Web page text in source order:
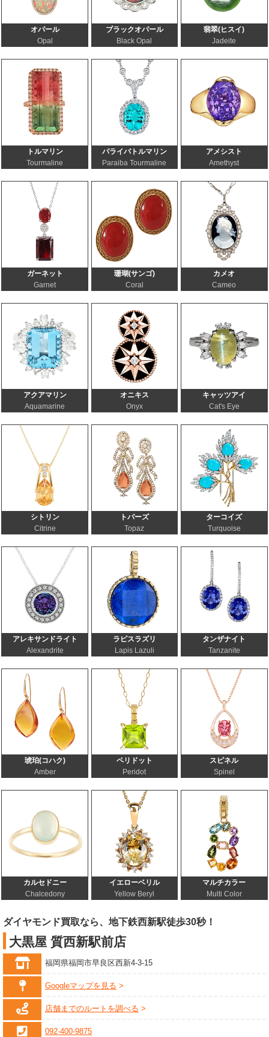
オパール
Opal
ブラックオパール
Black Opal
翡翠(ヒスイ)
Jadeite
トルマリン
Tourmaline
パライバトルマリン
Paraiba Tourmaline
アメシスト
Amethyst
ガーネット
Garnet
珊瑚(サンゴ)
Coral
カメオ
Cameo
アクアマリン
Aquamarine
オニキス
Onyx
キャッツアイ
Cat's Eye
シトリン
Citrine
トパーズ
Topaz
ターコイズ
Turquoise
アレキサンドライト
Alexandrite
ラピスラズリ
Lapis Lazuli
タンザナイト
Tanzanite
琥珀(コハク)
Amber
ペリドット
Peridot
スピネル
Spinel
カルセドニー
Chalcedony
イエローベリル
Yellow Beryl
マルチカラー
Multi Color
ダイヤモンド買取なら、地下鉄西新駅徒歩30秒！
大黒屋 質西新駅前店
福岡県福岡市早良区西新4-3-15
Googleマップを見る
店舗までのルートを調べる
092-400-9875